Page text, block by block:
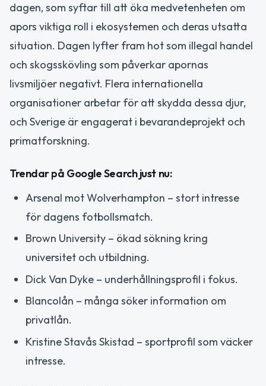
dagen, som syftar till att öka medvetenheten om
apors viktiga roll i ekosystemen och deras utsatta
situation. Dagen lyfter fram hot som illegal handel
och skogsskövling som påverkar apornas
livsmiljöer negativt. Flera internationella
organisationer arbetar för att skydda dessa djur,
och Sverige är engagerat i bevarandeprojekt och
primatforskning.
Trendar på Google Search just nu:
Arsenal mot Wolverhampton – stort intresse
för dagens fotbollsmatch.
Brown University – ökad sökning kring
universitet och utbildning.
Dick Van Dyke – underhållningsprofil i fokus.
Blancolån – många söker information om
privatlån.
Kristine Stavås Skistad – sportprofil som väcker
intresse.